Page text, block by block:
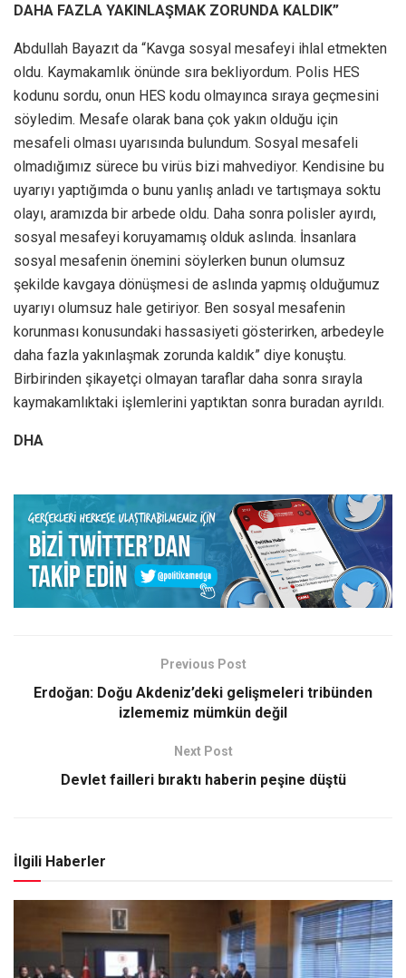
DAHA FAZLA YAKINLAŞMAK ZORUNDA KALDIK”
Abdullah Bayazıt da “Kavga sosyal mesafeyi ihlal etmekten
oldu. Kaymakamlık önünde sıra bekliyordum. Polis HES
kodunu sordu, onun HES kodu olmayınca sıraya geçmesini
söyledim. Mesafe olarak bana çok yakın olduğu için
mesafeli olması uyarısında bulundum. Sosyal mesafeli
olmadığımız sürece bu virüs bizi mahvediyor. Kendisine bu
uyarıyı yaptığımda o bunu yanlış anladı ve tartışmaya soktu
olayı, aramızda bir arbede oldu. Daha sonra polisler ayırdı,
sosyal mesafeyi koruyamamış olduk aslında. İnsanlara
sosyal mesafenin önemini söylerken bunun olumsuz
şekilde kavgaya dönüşmesi de aslında yapmış olduğumuz
uyarıyı olumsuz hale getiriyor. Ben sosyal mesafenin
korunması konusundaki hassasiyeti gösterirken, arbedeyle
daha fazla yakınlaşmak zorunda kaldık” diye konuştu.
Birbirinden şikayetçi olmayan taraflar daha sonra sırayla
kaymakamlıktaki işlemlerini yaptıktan sonra buradan ayrıldı.
DHA
Previous Post
Erdoğan: Doğu Akdeniz’deki gelişmeleri tribünden
izlememiz mümkün değil
Next Post
Devlet failleri bıraktı haberin peşine düştü
İlgili Haberler